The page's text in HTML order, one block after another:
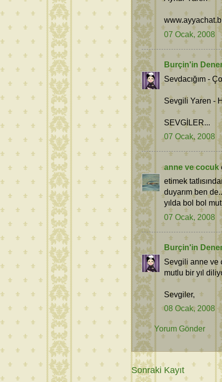
07 Ocak, 2008
Burçin'in
Sevdacığım -
Sevgili Yaren -
SEVGİLER...
07 Ocak, 2008
anne ve cocuk
etimek
duyarım ben
yılda bol bol
07 Ocak, 2008
Burçin'in
Sevgili anne ve
mutlu bir yıl
Sevgiler,
08 Ocak, 2008
Yorum Gönder
Sonraki Kayıt